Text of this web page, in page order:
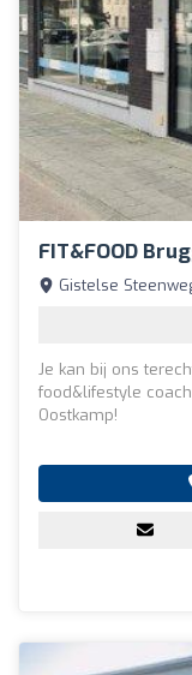
FIT&FOOD
Gistelse
Je kan bij ons
food&lifestyle
Oostkamp!